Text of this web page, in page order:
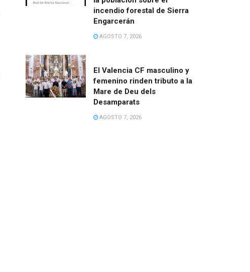
incendio forestal de Sierra
Engarcerán
AGOSTO 7, 2026
El Valencia CF masculino y
femenino rinden tributo a la
Mare de Deu dels
Desamparats
AGOSTO 7, 2026